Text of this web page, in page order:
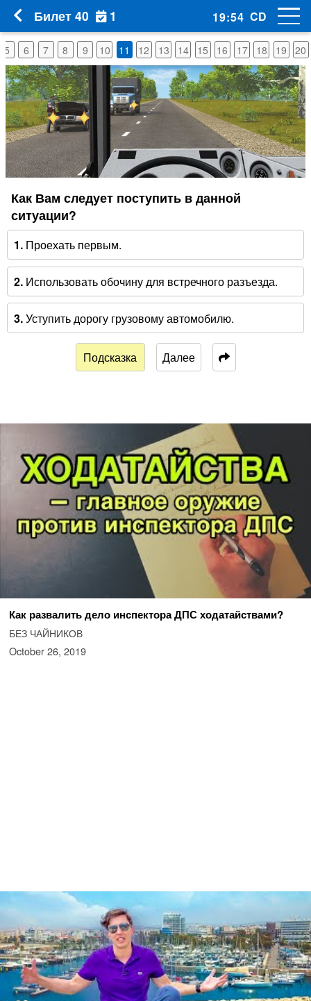
5 6 7 8 9 10 11 12 13 14 15 16 17 18 19 20
Как Вам следует поступить в данной
ситуации?
1.Проехать первым.
2.Использовать обочину для встречного разъезда.
3.Уступить дорогу грузовому автомобилю.
Подсказка Далее
Билет 40 1 19:53 CD
Как развалить дело инспектора ДПС ходатайствами?
БЕЗ ЧАЙНИКОВ
October 26, 2019